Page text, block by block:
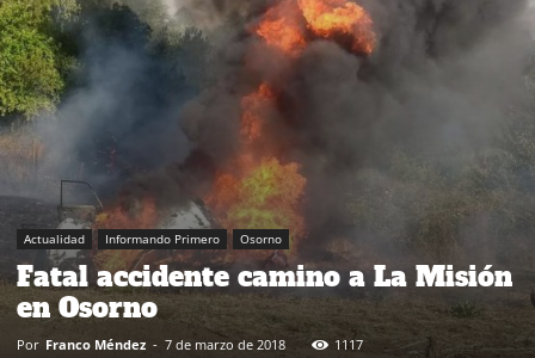
Actualidad Informando Primero Osorno
Fatal accidente camino a La Misión
en Osorno
Por Franco Méndez - 7 de marzo de 2018 1117